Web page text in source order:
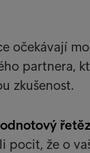
očekávají
partnera,
zkušenost.
pocit, že o